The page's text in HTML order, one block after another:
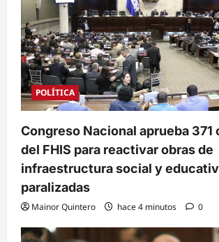
POLÍTICA
Congreso Nacional aprueba
del FHIS para reactivar obras de
infraestructura social y
paralizadas
Mainor Quintero hace 4 minutos 0